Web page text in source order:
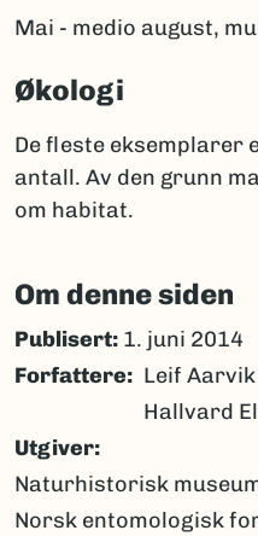
Mai - medio august,
Økologi
De fleste eksemplarer
antall. Av den grunn
om habitat.
Om denne siden
Publisert: 1. juni 2014
Forfattere
Leif Aarvik
Hallvard
Utgiver
Naturhistorisk
Norsk entomologisk